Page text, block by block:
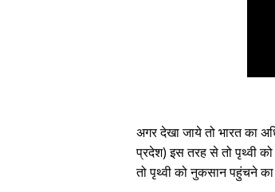
अगर देखा जाये तो भारत का
प्रदेश) इस तरह से तो पृथ्वी
तो पृथ्वी को नुकसान पहुंचने